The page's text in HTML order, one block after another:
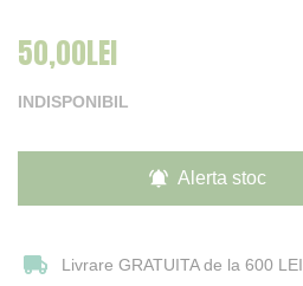
50,00LEI
INDISPONIBIL
Alerta stoc
Livrare GRATUITA de la 600 LEI